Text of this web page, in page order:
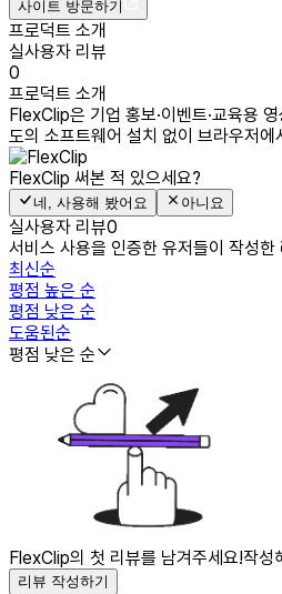
사이트 방문하기
프로덕트 소개
실사용자 리뷰
0
프로덕트 소개
FlexClip은 기업 홍보·이벤트·교육용
도의 소프트웨어 설치 없이 브라우저
FlexClip 써본 적 있으세요?
네, 사용해 봤어요 아니요
실사용자 리뷰0
서비스 사용을 인증한 유저들이 작성한
최신순
평점 높은 순
평점 낮은 순
도움된순
평점 낮은 순
FlexClip의 첫 리뷰를 남겨주세요!작성
리뷰 작성하기